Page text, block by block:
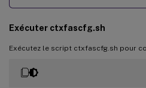
Exécuter ctxfascfg.sh
Exécutez le script ctxfascfg.sh pour